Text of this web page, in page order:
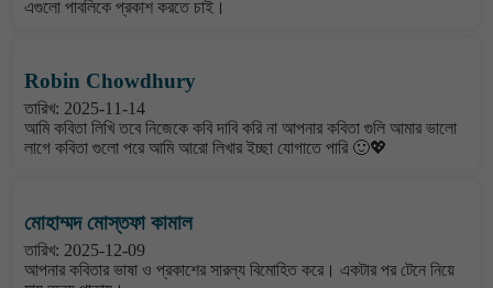
এগুলো পাবলিকে প্রকাশ করতে চাই।
Robin Chowdhury
তারিখ: 2025-11-14
আমি কবিতা লিখি তবে নিজেকে কবি দাবি করি না আপনার কবিতা গুলি আমার ভালো
লাগে কবিতা গুলো পরে আমি আরো লিখার ইচ্ছা যোগাতে পারি 🙂💖
মোহাম্মদ মোস্তফা কামাল
তারিখ: 2025-12-09
আপনার কবিতার ভাষা ও প্রকাশের সারল্য বিমোহিত করে। একটার পর টেনে নিয়ে